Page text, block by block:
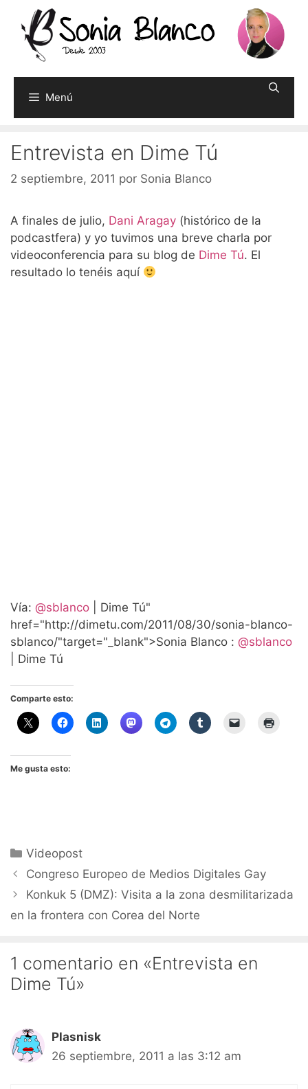
contenido
Menú
Entrevista en Dime Tú
2 septiembre, 2011 por Sonia Blanco
A finales de julio, Dani Aragay (histórico de la
podcastfera) y yo tuvimos una breve charla por
videoconferencia para su blog de Dime Tú. El
resultado lo tenéis aquí
Vía: @sblanco | Dime Tú"
href="http://dimetu.com/2011/08/30/sonia-blanco-
sblanco/"target="_blank">Sonia Blanco : @sblanco
| Dime Tú
Comparte esto:
Me gusta esto:
Categorías
Videopost
Congreso Europeo de Medios Digitales Gay
Konkuk 5 (DMZ): Visita a la zona desmilitarizada
en la frontera con Corea del Norte
1 comentario en «Entrevista en
Dime Tú»
Plasnisk
26 septiembre, 2011 a las 3:12 am